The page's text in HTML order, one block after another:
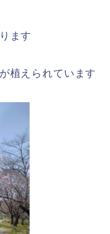
ます
植えられています